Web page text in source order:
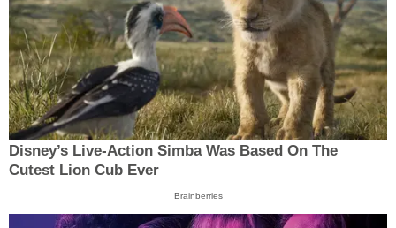
Disney’s Live-Action Simba Was Based On The
Cutest Lion Cub Ever
Brainberries